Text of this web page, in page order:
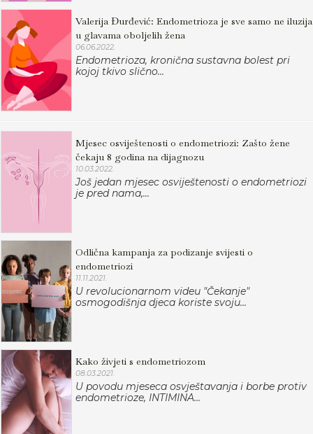
Valerija Đurđević: Endometrioza je sve samo ne iluzija
u glavama oboljelih žena
06.06.2022.
Endometrioza, kronična sustavna bolest pri
kojoj tkivo slično...
Mjesec osviještenosti o endometriozi: Zašto žene
čekaju 8 godina na dijagnozu
10.03.2022.
Još jedan mjesec osviještenosti o endometriozi
je pred nama,...
Odlična kampanja za podizanje svijesti o
endometriozi
11.11.2021.
U revolucionarnom videu "Čekanje"
osmogodišnja djeca koriste svoju...
Kako živjeti s endometriozom
08.03.2021.
U povodu mjeseca osvještavanja i borbe protiv
endometrioze, INTIMINA...